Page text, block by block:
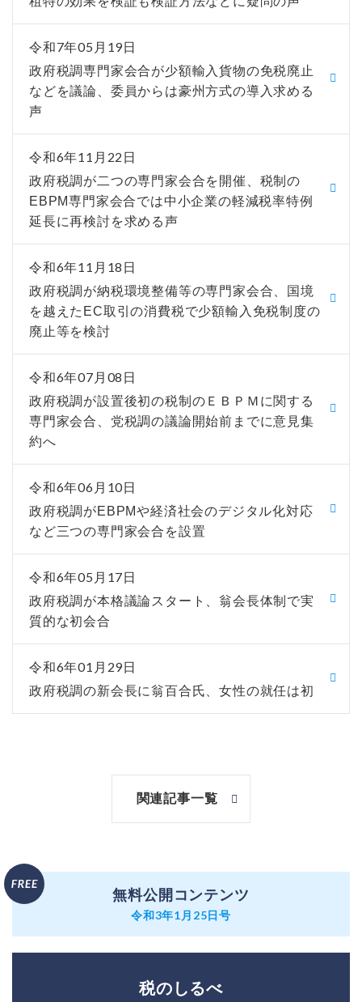
令和7年05月19日
政府税調専門家会合が少額輸入貨物の免税廃止
などを議論、委員からは豪州方式の導入求める
声
令和6年11月22日
政府税調が二つの専門家会合を開催、税制の
EBPM専門家会合では中小企業の軽減税率特例
延長に再検討を求める声
令和6年11月18日
政府税調が納税環境整備等の専門家会合、国境
を越えたEC取引の消費税で少額輸入免税制度の
廃止等を検討
令和6年07月08日
政府税調が設置後初の税制のＥＢＰＭに関する
専門家会合、党税調の議論開始前までに意見集
約へ
令和6年06月10日
政府税調がEBPMや経済社会のデジタル化対応
など三つの専門家会合を設置
令和6年05月17日
政府税調が本格議論スタート、翁会長体制で実
質的な初会合
令和6年01月29日
政府税調の新会長に翁百合氏、女性の就任は初
関連記事一覧
無料公開コンテンツ
令和3年1月25日号
税のしるべ